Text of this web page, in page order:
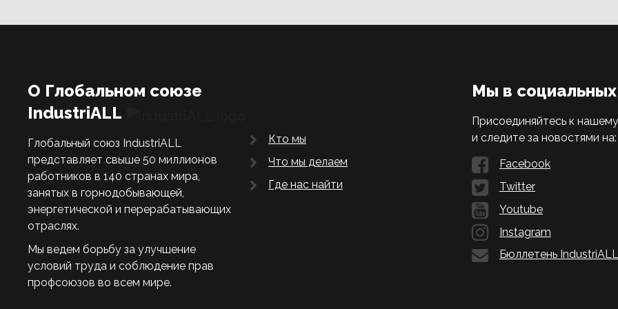
О Глобальном союзе
IndustriALL
Глобальный союз IndustriALL
представляет свыше 50 миллионов
работников в 140 странах мира,
занятых в горнодобывающей,
энергетической и перерабатывающих
отраслях.
Мы ведем борьбу за улучшение
условий труда и соблюдение прав
профсоюзов во всем мире.
Кто мы
Что мы делаем
Где нас найти
Мы в социальных
Присоединяйтесь к
и следите за новостями на:
Facebook
Twitter
Youtube
Instagram
Бюллетень IndustriALL